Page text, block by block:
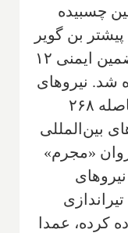
چسبیده
بن گویر
را تحریم کرده بود، خواستار تضمین ایمنی ۱۲
شد. نیروهای
اسرائیلی این کشتی‌ها را در فاصله ۲۶۸
بین‌المللی
«مجرم»
کرده، عمدا